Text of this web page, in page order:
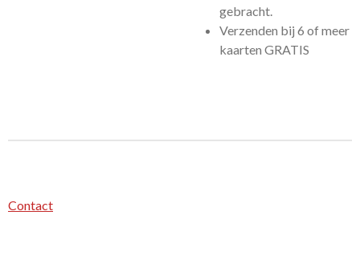
gebracht.
Verzenden bij 6 of meer
kaarten GRATIS
Contact